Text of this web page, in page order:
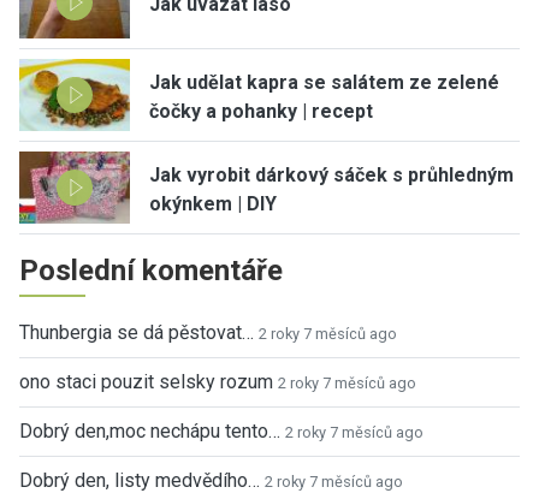
Jak udělat kapra se salátem ze zelené
čočky a pohanky | recept
Jak vyrobit dárkový sáček s průhledným
okýnkem | DIY
Poslední komentáře
Thunbergia se dá pěstovat… 2 roky 7 měsíců ago
ono staci pouzit selsky rozum 2 roky 7 měsíců ago
Dobrý den,moc nechápu tento… 2 roky 7 měsíců ago
Dobrý den, listy medvědího… 2 roky 7 měsíců ago